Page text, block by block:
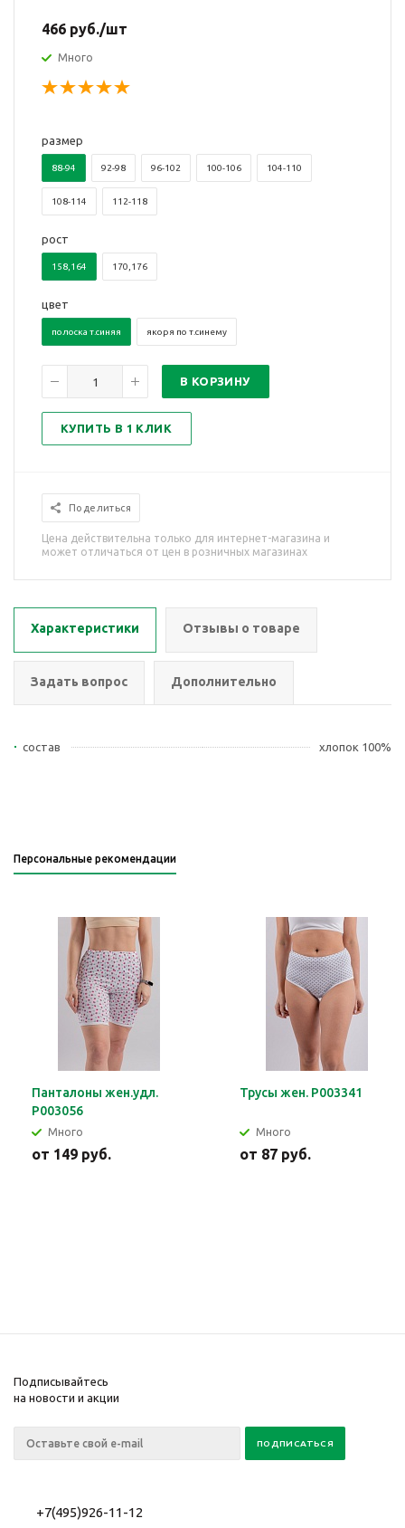
466 руб./шт
Много
размер
88-94 92-98 96-102 100-106 104-110
108-114 112-118
рост
158,164 170,176
цвет
полоска т.синяя якоря по т.синему
В КОРЗИНУ
КУПИТЬ В 1 КЛИК
Поделиться
Цена действительна только для интернет-магазина и
может отличаться от цен в розничных магазинах
Характеристики Отзывы о товаре
Задать вопрос Дополнительно
состав хлопок 100%
Персональные рекомендации
Панталоны жен.удл.
Р003056
Много
от 149 руб.
Трусы жен. Р003341
Много
от 87 руб.
Подписывайтесь
на новости и акции
+7(495)926-11-12